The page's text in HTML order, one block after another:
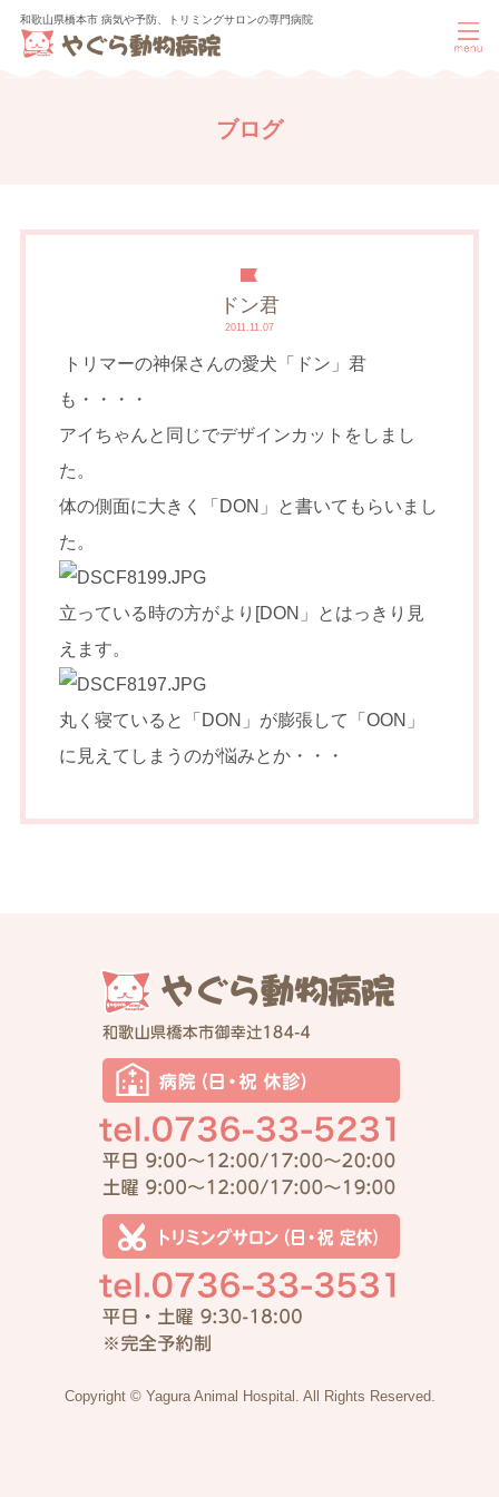
和歌山県橋本市 病気や予防、トリミングサロンの専門病院
ブログ
ドン君
2011.11.07
トリマーの神保さんの愛犬「ドン」君
も・・・・
アイちゃんと同じでデザインカットをしまし
た。
体の側面に大きく「DON」と書いてもらいまし
た。
立っている時の方がより[DON」とはっきり見
えます。
丸く寝ていると「DON」が膨張して「OON」
に見えてしまうのが悩みとか・・・
Copyright © Yagura Animal Hospital. All Rights Reserved.